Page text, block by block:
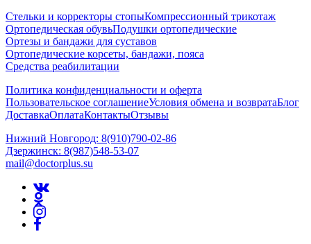
Стельки и корректоры стопыКомпрессионный трикотаж
Ортопедическая обувьПодушки ортопедические
Ортезы и бандажи для суставов
Ортопедические корсеты, бандажи, пояса
Средства реабилитации
Политика конфиденциальности и оферта
Пользовательское соглашениеУсловия обмена и возвратаБлог
ДоставкаОплатаКонтактыОтзывы
Нижний Новгород: 8(910)790-02-86
Дзержинск: 8(987)548-53-07
mail@doctorplus.su